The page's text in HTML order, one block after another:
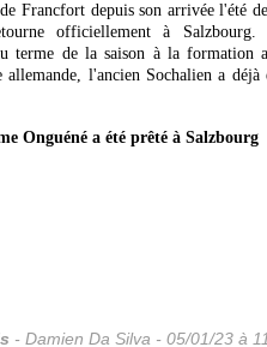
Francfort depuis son arrivée l'été
officiellement à
terme de la saison à la formation
l'ancien Sochalien a
Onguéné a été prêté à Salzbourg
- Damien Da Silva - 05/01/23 à